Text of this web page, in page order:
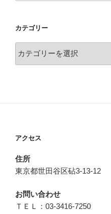
カテゴリー
アクセス
住所
東京都世田谷区砧3-13-12
お問い合わせ
ＴＥＬ：03-3416-7250